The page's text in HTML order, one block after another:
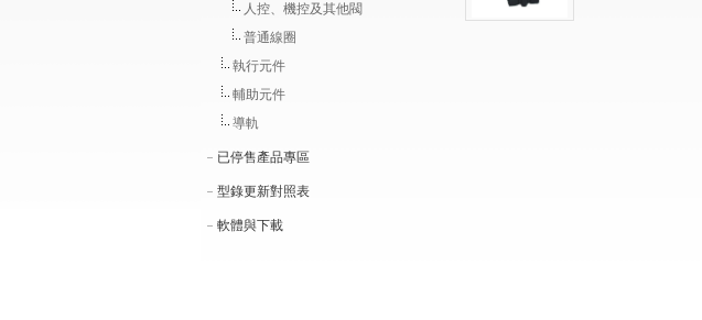
人控、機控及其他閥
普通線圈
執行元件
輔助元件
導軌
已停售產品專區
型錄更新對照表
軟體與下載